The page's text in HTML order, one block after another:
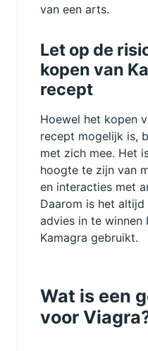
van een arts.
Let op de
kopen van
recept
Hoewel het kopen
recept mogelijk is,
met zich mee. Het
hoogte te zijn van
en interacties met
Daarom is het
advies in te
Kamagra gebruikt.
Wat is een
voor